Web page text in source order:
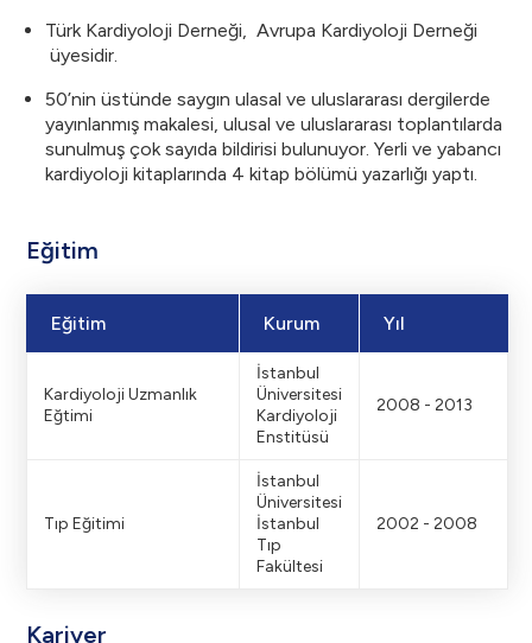
Türk Kardiyoloji Derneği, Avrupa Kardiyoloji Derneği
üyesidir.
50’nin üstünde saygın ulasal ve uluslararası dergilerde
yayınlanmış makalesi, ulusal ve uluslararası toplantılarda
sunulmuş çok sayıda bildirisi bulunuyor. Yerli ve yabancı
kardiyoloji kitaplarında 4 kitap bölümü yazarlığı yaptı.
Eğitim
Eğitim Kurum Yıl
Kardiyoloji Uzmanlık
Eğtimi
İstanbul
Üniversitesi
Kardiyoloji
Enstitüsü
2008 - 2013
Tıp Eğitimi
İstanbul
Üniversitesi
İstanbul
Tıp
Fakültesi
2002 - 2008
Kariyer